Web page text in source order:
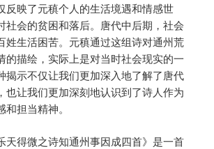
反映了元稹个人的生活境遇和情感世
社会的贫困和落后。唐代中后期，社会
姓生活困苦。元稹通过这组诗对通州荒
的描绘，实际上是对当时社会现实的一
揭示不仅让我们更加深入地了解了唐代
也让我们更加深刻地认识到了诗人作为
担当精神。
天得微之诗知通州事因成四首》是一首